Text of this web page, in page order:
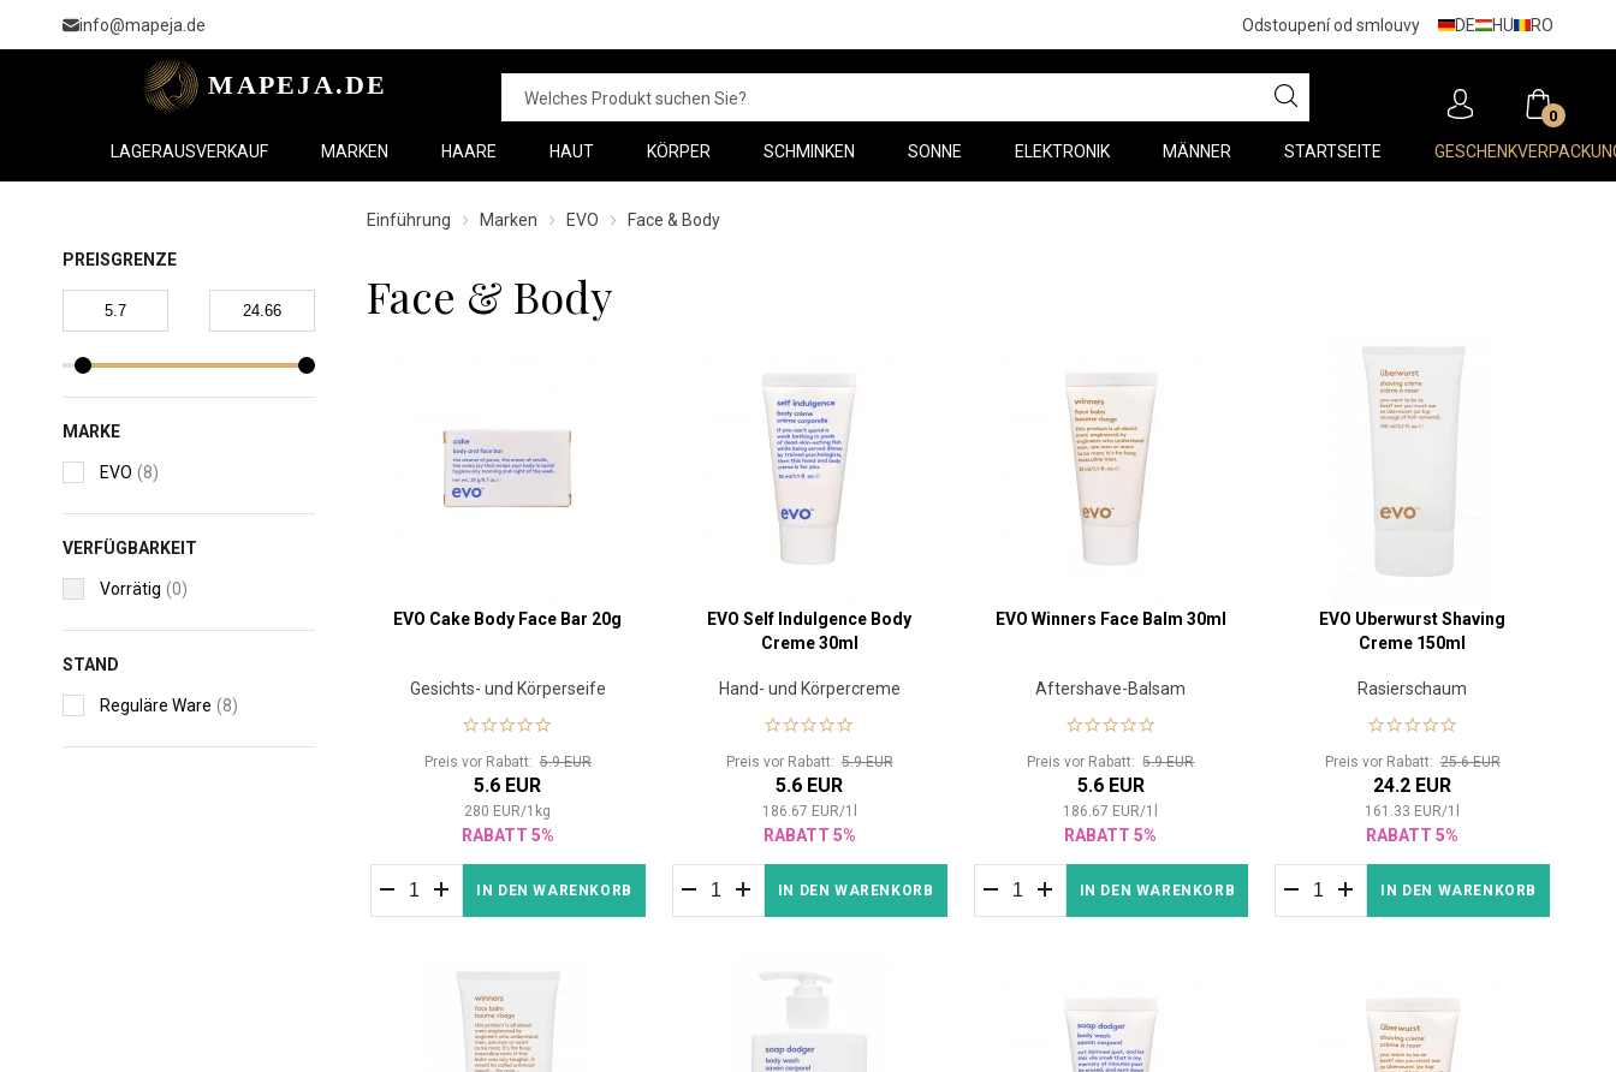
info@mapeja.de Odstoupení od smlouvy DE HU RO
0
LAGERAUSVERKAUF MARKEN HAARE HAUT KÖRPER SCHMINKEN SONNE ELEKTRONIK MÄNNER STARTSEITE
PREISGRENZE
MARKE
EVO (8)
VERFÜGBARKEIT
Vorrätig (0)
STAND
Reguläre Ware (8)
Einführung Marken EVO Face & Body
Face & Body
EVO Cake Body Face Bar 20g
Gesichts- und Körperseife
Preis vor Rabatt: 5.9 EUR
5.6 EUR
280 EUR/1 kg
RABATT 5%
IN DEN WARENKORB
EVO Self Indulgence Body
Creme 30ml
Hand- und Körpercreme
Preis vor Rabatt:5.9 EUR
5.6 EUR
186.67 EUR/1
RABATT 5%
IN DEN WARENKORB
EVO Winners Face Balm 30ml
Aftershave-Balsam
Preis vor Rabatt:5.9 EUR
5.6 EUR
186.67 EUR/1
RABATT 5%
IN DEN WARENKORB
EVO Uberwurst Shaving
Creme 150ml
Rasierschaum
Preis vor Rabatt:25.6 EUR
24.2 EUR
161.33 EUR/1
RABATT 5%
IN DEN WARENKORB